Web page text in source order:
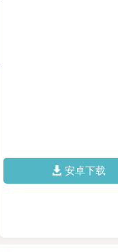
安卓下载